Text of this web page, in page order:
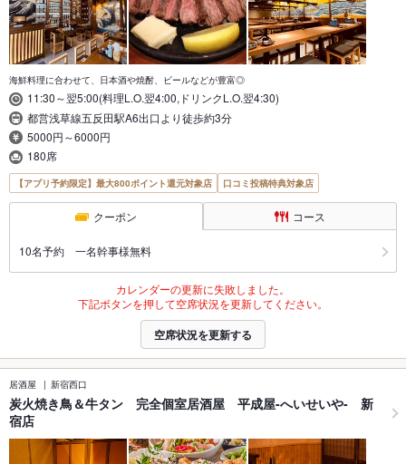
海鮮料理に合わせて、日本酒や焼酎、ビールなどが豊富◎
11:30～翌5:00(料理L.O.翌4:00,ドリンクL.O.翌4:30)
都営浅草線五反田駅A6出口より徒歩約3分
5000円～6000円
180席
【アプリ予約限定】最大800ポイント還元対象店 口コミ投稿特典対象店
クーポン コース
10名予約 一名幹事様無料
カレンダーの更新に失敗しました。
下記ボタンを押して空席状況を更新してください。
空席状況を更新する
居酒屋 新宿西口
炭火焼き鳥＆牛タン 完全個室居酒屋 平成屋-へいせいや- 新
宿店